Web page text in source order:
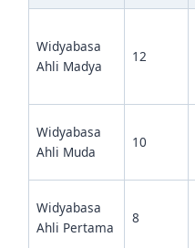
Widyabasa
Ahli Madya
12
Widyabasa
Ahli Muda
10
Widyabasa
Ahli Pertama
8